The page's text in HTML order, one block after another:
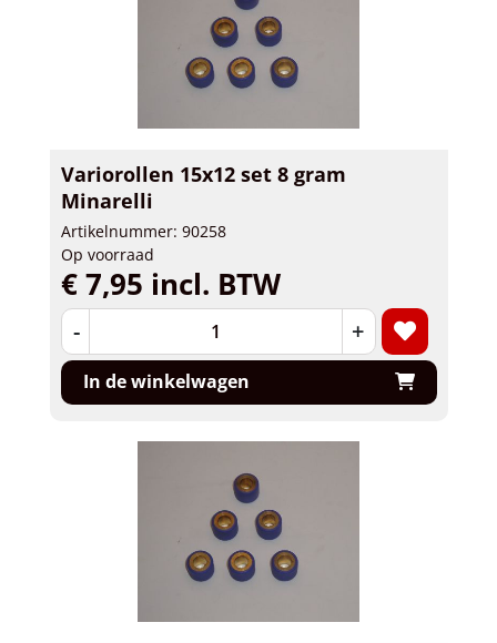
Variorollen 15x12 set 8 gram
Minarelli
Artikelnummer: 90258
Op voorraad
€ 7,95 incl. BTW
- +
In de winkelwagen